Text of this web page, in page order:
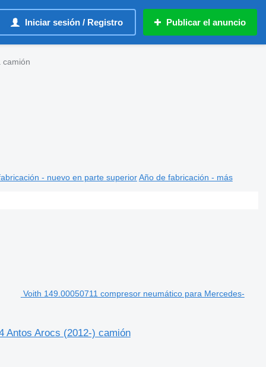
Iniciar sesión / Registro Publicar el anuncio
camión
- nuevo en parte superior Año de fabricación - más
Voith 149.00050711 compresor neumático para Mercedes-
Antos Arocs (2012-) camión